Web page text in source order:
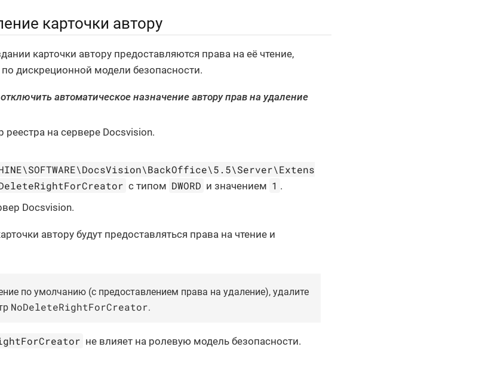
карточки автору
карточки автору предоставляются права на её чтение,
дискреционной модели безопасности.
автоматическое назначение автору прав на удаление
реестра на сервере Docsvision.
с типом DWORD и значением 1 .
Docsvision.
автору будут предоставляться права на чтение и
по умолчанию (с предоставлением права на удаление), удалите
NoDeleteRightForCreator.
не влияет на ролевую модель безопасности.